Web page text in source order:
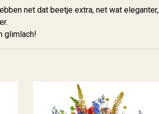
net dat beetje extra, net wat eleganter,
glimlach!